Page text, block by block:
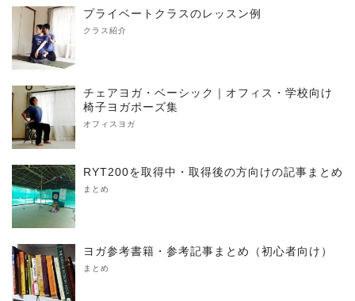
プライベートクラスのレッスン例
クラス紹介
チェアヨガ・ベーシック｜オフィス・学校向け
椅子ヨガポーズ集
オフィスヨガ
RYT200を取得中・取得後の方向けの記事まとめ
まとめ
ヨガ参考書籍・参考記事まとめ（初心者向け）
まとめ